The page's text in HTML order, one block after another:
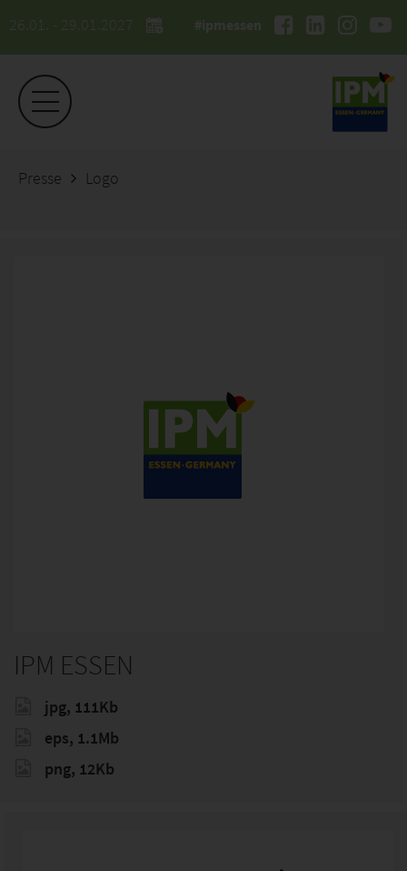
26.01. - 29.01.2027 #ipmessen
Presse Logo
IPM ESSEN
jpg, 111Kb
eps, 1.1Mb
png, 12Kb